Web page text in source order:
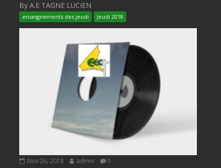
By A.E TAGNE LUCIEN
enseignements des jeudi Jeudi 2018
Nov 26, 2018 admin 0